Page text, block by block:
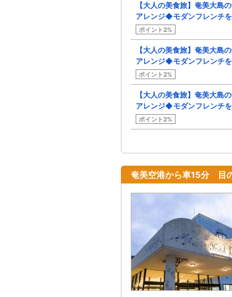
【大人の美食旅】奄美大島
アレンジ◆モダンフレンチ
ポイント2%
【大人の美食旅】奄美大島
アレンジ◆モダンフレンチ
ポイント2%
【大人の美食旅】奄美大島
アレンジ◆モダンフレンチ
ポイント2%
奄美空港から車15分 目